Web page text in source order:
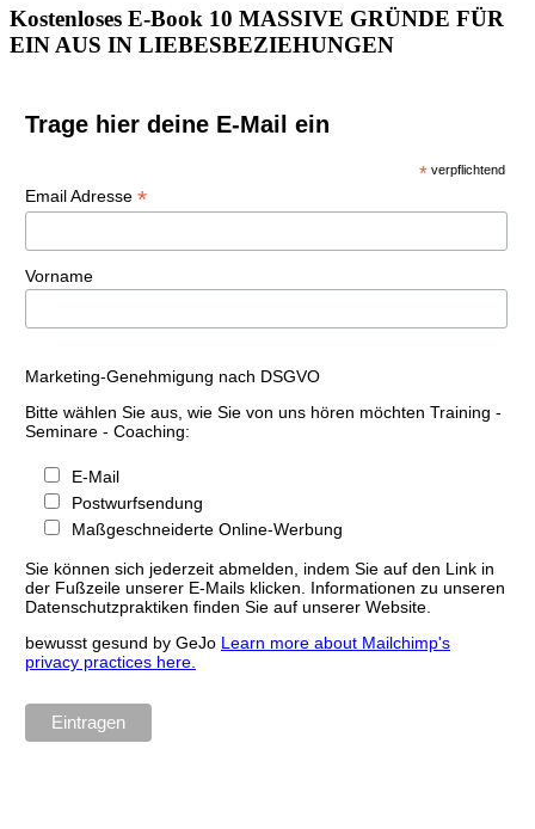
Kostenloses E-Book 10 MASSIVE GRÜNDE FÜR
EIN AUS IN LIEBESBEZIEHUNGEN
Trage hier deine E-Mail ein
* verpflichtend
Email Adresse *
Vorname
Marketing-Genehmigung nach DSGVO
Bitte wählen Sie aus, wie Sie von uns hören möchten Training -
Seminare - Coaching:
E-Mail
Postwurfsendung
Maßgeschneiderte Online-Werbung
Sie können sich jederzeit abmelden, indem Sie auf den Link in
der Fußzeile unserer E-Mails klicken. Informationen zu unseren
Datenschutzpraktiken finden Sie auf unserer Website.
bewusst gesund by GeJo Learn more about Mailchimp's
privacy practices here.